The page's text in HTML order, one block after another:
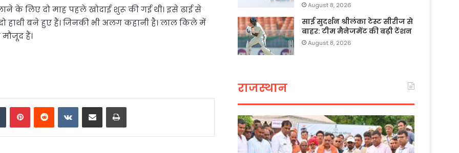
के लिए दो माह पहले खोदाई शुरू की गई थी। इसे ढाई से
हाथी बने हुए हैं। जिनकी भी अलग कहानी है। लाल किले में
हैं।
TumblrPinterestReddit VKontakte
Share via Email Print
August 8, 2026
साई सुदर्शन श्रीलंका टेस्ट सीरीज से
बाहर: टीम मैनेजमेंट की बढ़ी टेंशन
August 8, 2026
राजस्थान